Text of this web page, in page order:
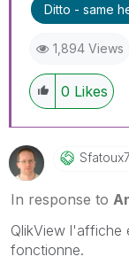
Ditto - same
1,894 Views
0 Likes
In response to
QlikView l'affiche
fonctionne.